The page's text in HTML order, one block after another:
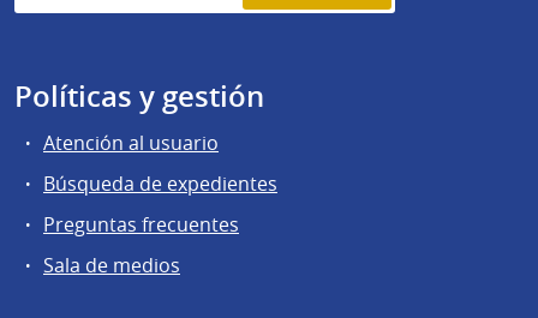
Políticas y gestión
Atención al usuario
Búsqueda de expedientes
Preguntas frecuentes
Sala de medios